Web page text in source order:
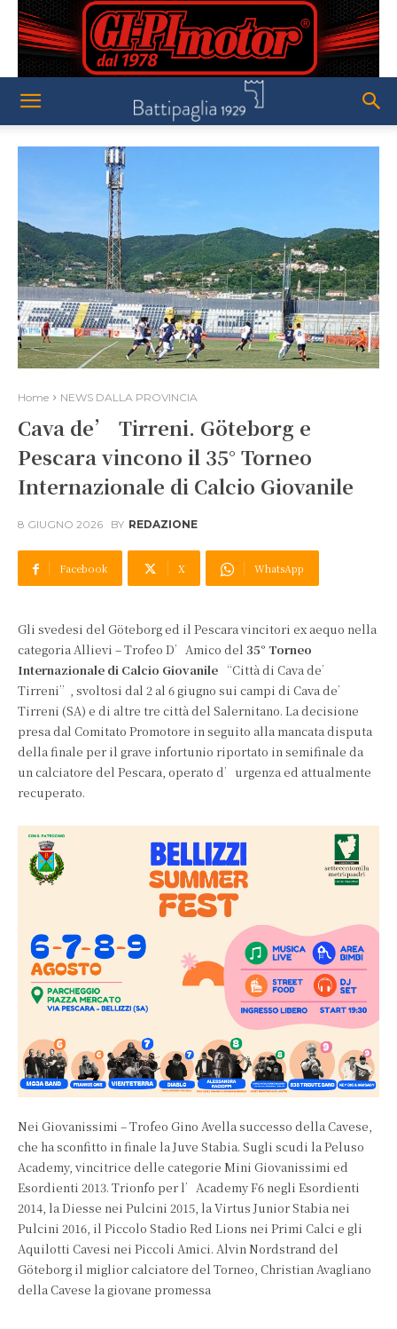
Home NEWS DALLA PROVINCIA
Cava de’ Tirreni. Göteborg e
Pescara vincono il 35° Torneo
Internazionale di Calcio Giovanile
8 GIUGNO 2026 BY REDAZIONE
Facebook X WhatsApp
Gli svedesi del Göteborg ed il Pescara vincitori ex aequo nella
categoria Allievi – Trofeo D’Amico del 35° Torneo
Internazionale di Calcio Giovanile “Città di Cava de’
Tirreni”, svoltosi dal 2 al 6 giugno sui campi di Cava de’
Tirreni (SA) e di altre tre città del Salernitano. La decisione
presa dal Comitato Promotore in seguito alla mancata disputa
della finale per il grave infortunio riportato in semifinale da
un calciatore del Pescara, operato d’urgenza ed attualmente
recuperato.
Nei Giovanissimi – Trofeo Gino Avella successo della Cavese,
che ha sconfitto in finale la Juve Stabia. Sugli scudi la Peluso
Academy, vincitrice delle categorie Mini Giovanissimi ed
Esordienti 2013. Trionfo per l’Academy F6 negli Esordienti
2014, la Diesse nei Pulcini 2015, la Virtus Junior Stabia nei
Pulcini 2016, il Piccolo Stadio Red Lions nei Primi Calci e gli
Aquilotti Cavesi nei Piccoli Amici. Alvin Nordstrand del
Göteborg il miglior calciatore del Torneo, Christian Avagliano
della Cavese la giovane promessa